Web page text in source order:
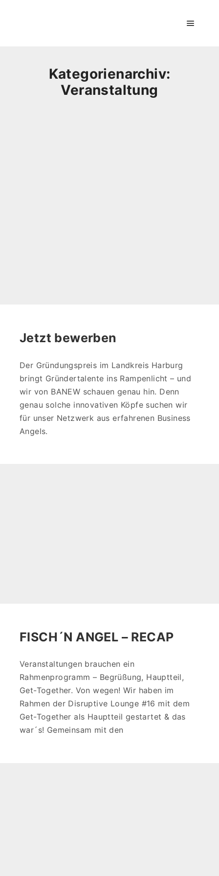
Kategorienarchiv:
Veranstaltung
Jetzt bewerben
Der Gründungspreis im Landkreis Harburg
bringt Gründertalente ins Rampenlicht – und
wir von BANEW schauen genau hin. Denn
genau solche innovativen Köpfe suchen wir
für unser Netzwerk aus erfahrenen Business
Angels.
FISCH´N ANGEL – RECAP
Veranstaltungen brauchen ein
Rahmenprogramm – Begrüßung, Hauptteil,
Get-Together. Von wegen! Wir haben im
Rahmen der Disruptive Lounge #16 mit dem
Get-Together als Hauptteil gestartet & das
war´s! Gemeinsam mit den